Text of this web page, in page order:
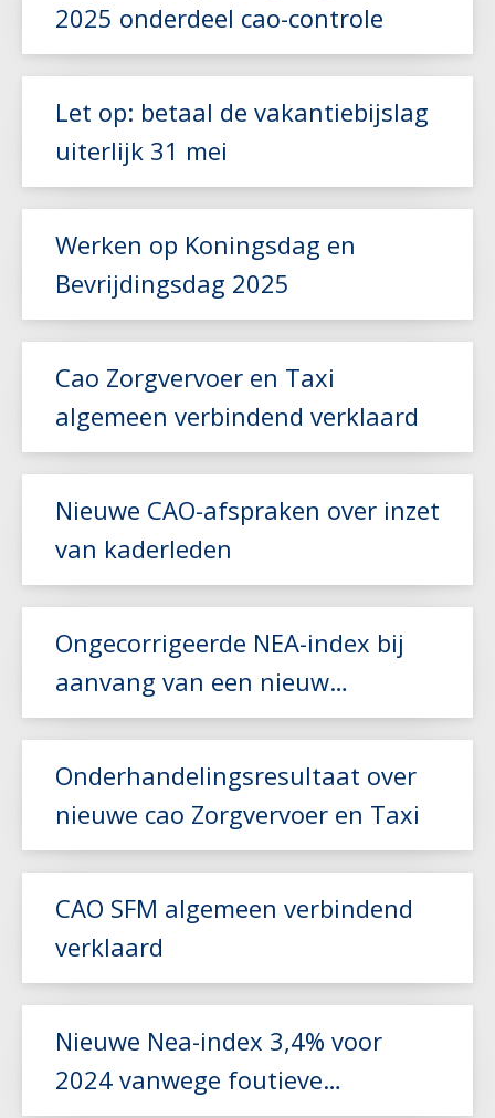
Lees meer
2025 onderdeel cao-controle
Let op: betaal de vakantiebijslag
uiterlijk 31 mei
Lees meer
Werken op Koningsdag en
Bevrijdingsdag 2025
Cao Zorgvervoer en Taxi
algemeen verbindend verklaard
Nieuwe CAO-afspraken over inzet
van kaderleden
Ongecorrigeerde NEA-index bij
aanvang van een nieuw
vervoerscontract
Onderhandelingsresultaat over
nieuwe cao Zorgvervoer en Taxi
CAO SFM algemeen verbindend
verklaard
Nieuwe Nea-index 3,4% voor
2024 vanwege foutieve